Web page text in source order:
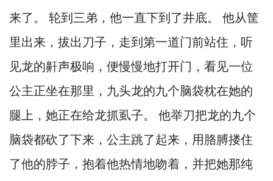
来了。
轮到三弟， 他一直下到了井底。
他从筐
里出来， 拔出刀子， 走到第一道门前站住， 听
见龙的鼾声极响， 便慢慢地打开门， 看见一位
公主正坐在那里， 九头龙的九个脑袋枕在她的
腿上， 她正在给龙抓虱子。
他举刀把龙的九个
脑袋都砍了下来， 公主跳了起来， 用胳膊搂住
了他的脖子， 抱着他热情地吻着， 并把她那纯